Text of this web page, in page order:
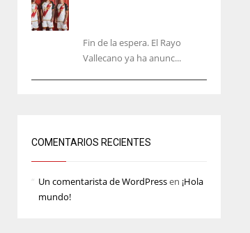
ATL
24 6
Fin de la espera. El Rayo
Vallecano ya ha anunc...
COMENTARIOS RECIENTES
Un comentarista de WordPressen ¡Hola
mundo!